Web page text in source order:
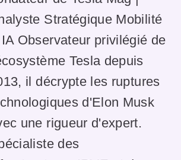
Stratégique Mobilité
Observateur privilégié de
Tesla depuis
il décrypte les ruptures
d'Elon Musk
une rigueur d'expert.
des